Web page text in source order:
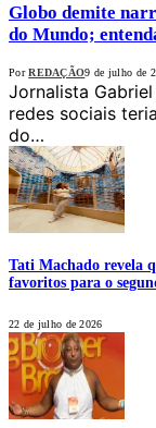
Globo demite
do Mundo;
Por REDAÇÃO9 de julho de
Jornalista
redes sociais
do…
Tati Machado revela
favoritos para o
22 de julho de 2026